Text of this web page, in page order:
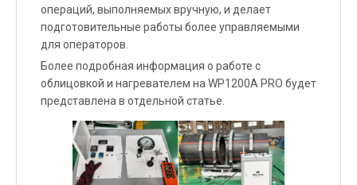
операций, выполняемых вручную, и делает
подготовительные работы более управляемыми
для операторов.
Более подробная информация о работе с
облицовкой и нагревателем на WP1200A PRO будет
представлена ​​в отдельной статье.